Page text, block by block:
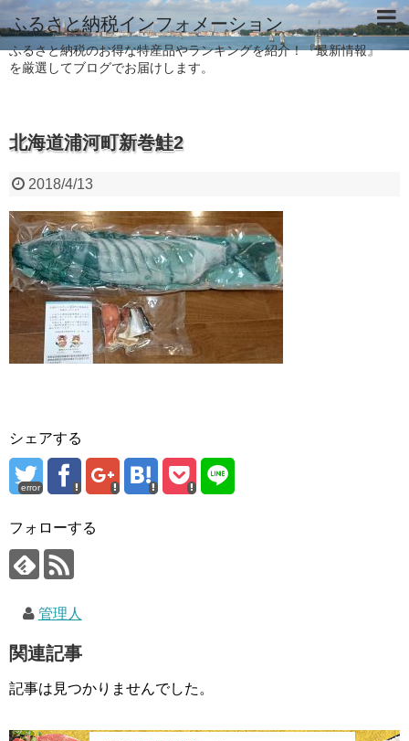
ふるさと納税インフォメーション
ふるさと納税のお得な特産品やランキングを紹介！『最新情報』
を厳選してブログでお届けします。
北海道浦河町新巻鮭2
2018/4/13
シェアする
error
フォローする
管理人
関連記事
記事は見つかりませんでした。